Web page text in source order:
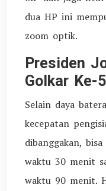
dua HP ini
zoom optik.
Presiden
Golkar Ke-
Selain daya
kecepatan
dibanggakan,
waktu 30 menit
waktu 90 menit.